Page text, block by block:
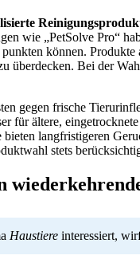
wie „PetSolve Pro“
können.
überdecken. Bei der
gegen frische
für ältere,
langfristigeren
stets
Haustiere interessiert,